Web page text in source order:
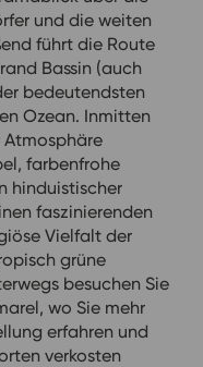
und die weiten
führt die Route
Bassin (auch
bedeutendsten
Ozean. Inmitten
farbenfrohe
hinduistischer
faszinierenden
Vielfalt der
grüne
besuchen Sie
wo Sie mehr
erfahren und
verkosten